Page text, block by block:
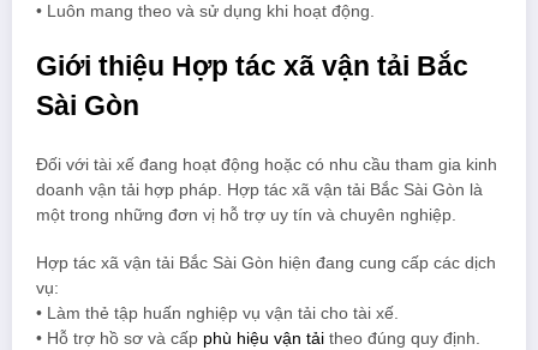
• Luôn mang theo và sử dụng khi hoạt động.
Giới thiệu Hợp tác xã vận tải Bắc
Sài Gòn
Đối với tài xế đang hoạt động hoặc có nhu cầu tham gia kinh
doanh vận tải hợp pháp. Hợp tác xã vận tải Bắc Sài Gòn là
một trong những đơn vị hỗ trợ uy tín và chuyên nghiệp.
Hợp tác xã vận tải Bắc Sài Gòn hiện đang cung cấp các dịch
vụ:
• Làm thẻ tập huấn nghiệp vụ vận tải cho tài xế.
• Hỗ trợ hồ sơ và cấp phù hiệu vận tải theo đúng quy định.